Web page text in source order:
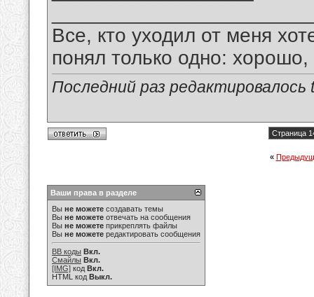
Все, кто уходил от меня
понял только одно:
Последний раз
Страница
«
Ваши права в разделе
Вы не можете создавать темы
Вы не можете отвечать на сообщения
Вы не можете прикреплять файлы
Вы не можете редактировать сообщения
BB коды Вкл.
Смайлы Вкл.
[IMG] код Вкл.
HTML код Выкл.